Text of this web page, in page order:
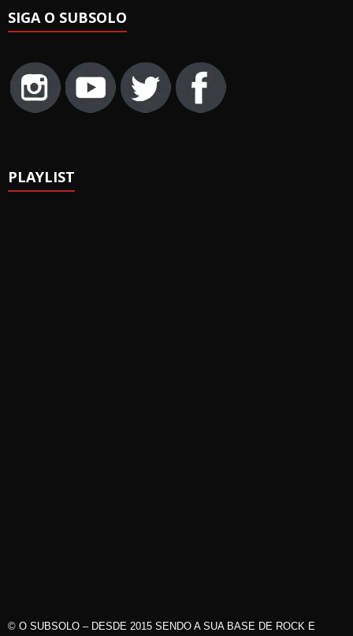
SIGA O SUBSOLO
PLAYLIST
© O SUBSOLO – DESDE 2015 SENDO A SUA BASE DE ROCK E